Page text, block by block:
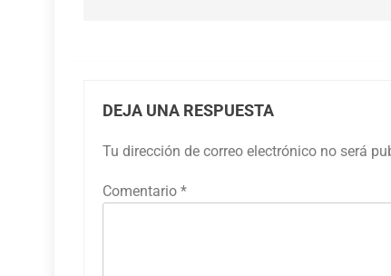
DEJA UNA RESPUESTA
Tu dirección de correo electrónico no será
Comentario *